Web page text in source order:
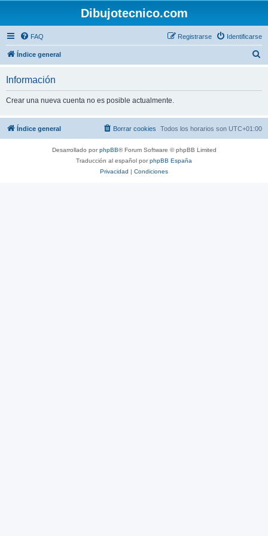
Dibujotecnico.com
FAQ Identificarse
Registrarse
Índice general
r
Información
Crear una nueva cuenta no es posible actualmente.
Índice general Todos los horarios son UTC+01:00
Borrar cookies
Desarrollado porphpBB® Forum Software © phpBB Limited
Traducción al español porphpBB España
Privacidad | Condiciones